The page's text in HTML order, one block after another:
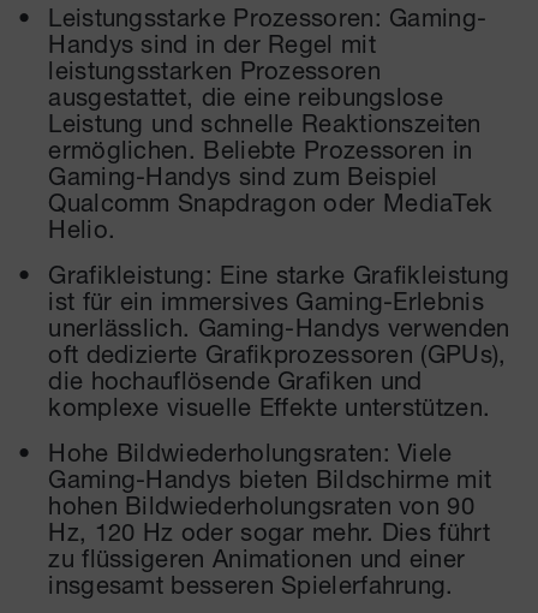
Leistungsstarke Prozessoren: Gaming-
Handys sind in der Regel mit
leistungsstarken Prozessoren
ausgestattet, die eine reibungslose
Leistung und schnelle Reaktionszeiten
ermöglichen. Beliebte Prozessoren in
Gaming-Handys sind zum Beispiel
Qualcomm Snapdragon oder MediaTek
Helio.
Grafikleistung: Eine starke Grafikleistung
ist für ein immersives Gaming-Erlebnis
unerlässlich. Gaming-Handys verwenden
oft dedizierte Grafikprozessoren (GPUs),
die hochauflösende Grafiken und
komplexe visuelle Effekte unterstützen.
Hohe Bildwiederholungsraten: Viele
Gaming-Handys bieten Bildschirme mit
hohen Bildwiederholungsraten von 90
Hz, 120 Hz oder sogar mehr. Dies führt
zu flüssigeren Animationen und einer
insgesamt besseren Spielerfahrung.